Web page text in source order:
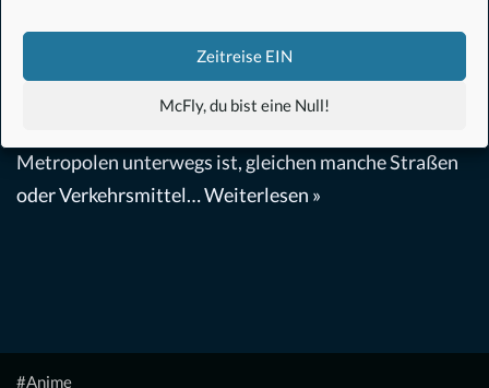
Zeitreise EIN
McFly, du bist eine Null!
Großstädte sind voll von Verrückten: Nervöse Ticks,
Gespräche mit sich selbst oder ein ausgestopfter
Metropolen unterwegs ist, gleichen manche Straßen
oder Verkehrsmittel…Weiterlesen »
#Anime